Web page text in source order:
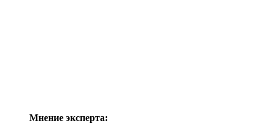
Мнение эксперта: